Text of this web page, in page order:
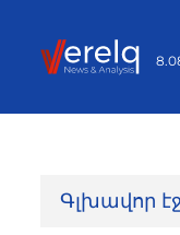
Գլխավոր էջ